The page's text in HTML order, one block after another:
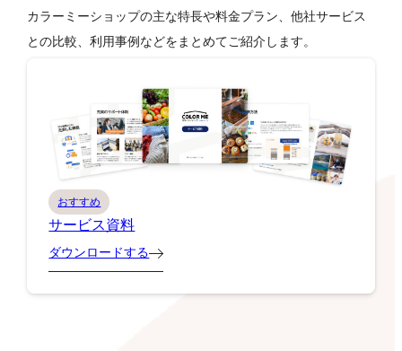
カラーミーショップの主な特長や料金プラン、他社サービス
との比較、利用事例などをまとめてご紹介します。
おすすめ
サービス資料
ダウンロードする